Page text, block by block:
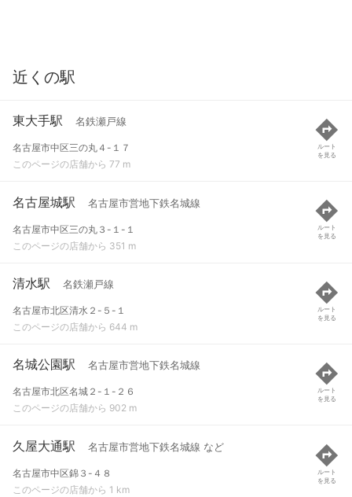
近くの駅
東大手駅 名鉄瀬戸線
名古屋市中区三の丸４-１７
このページの店舗から 77 m
ルート
を見る
名古屋城駅 名古屋市営地下鉄名城線
名古屋市中区三の丸３-１-１
このページの店舗から 351 m
ルート
を見る
清水駅 名鉄瀬戸線
名古屋市北区清水２-５-１
このページの店舗から 644 m
ルート
を見る
名城公園駅 名古屋市営地下鉄名城線
名古屋市北区名城２-１-２６
このページの店舗から 902 m
ルート
を見る
久屋大通駅 名古屋市営地下鉄名城線 など
名古屋市中区錦３-４８
このページの店舗から 1 km
ルート
を見る